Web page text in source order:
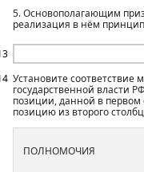
5. Основополагающим
реализация в нём
Установите
государственной власти
позиции, данной в первом
позицию из второго
ПОЛНОМОЧИЯ